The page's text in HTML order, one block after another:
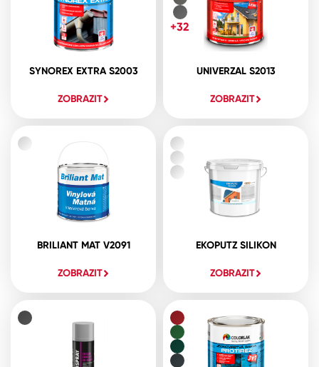
SYNOREX EXTRA S2003
ZOBRAZIT
UNIVERZAL S2013
ZOBRAZIT
+32
BRILIANT MAT V2091
ZOBRAZIT
EKOPUTZ SILIKON
ZOBRAZIT